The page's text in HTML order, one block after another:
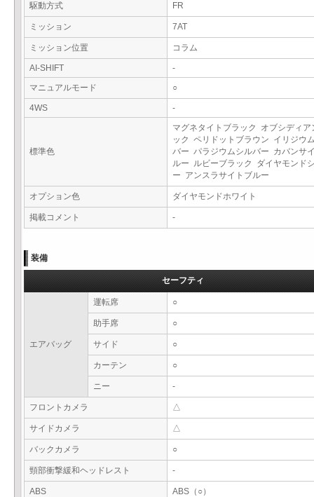
駆動方式 FR
ミッション 7AT
ミッション位置 コラム
AI-SHIFT
-
マニュアルモード
○
4WS -
標準色
マグネタイトブラック オブシディア
ック ペリドットブラウン イリジウ
バー パラジウムシルバー カバンサ
ルー ルビーブラック ダイヤモンド
ー アンスラサイトブルー
オプション色 ダイヤモンドホワイト
掲載コメント -
装備
セーフティ
エアバッグ
運転席 ○
助手席 ○
サイド ○
カーテン ○
ニー -
フロントカメラ △
サイドカメラ △
バックカメラ ○
頸部衝撃緩和ヘッドレスト -
ABS ABS（○）